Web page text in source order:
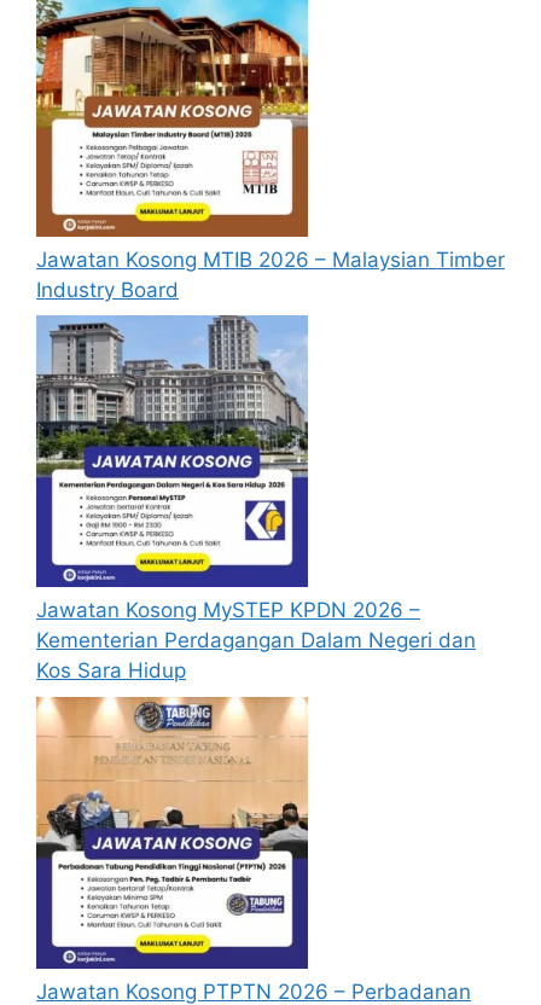
semasa membuat permohonan.
Pemohon yang telah mendaftar dan
memohon jawatan yang disenaraikan
tidak perlu lagi memohon semula
sekiranya tempoh permohonan masih
sah.
Sebelum membuat permohonan sila
pastikan andalogin/register
mengisi segala maklumat yang diminta
dengan lengkap dan tepat.
Perlu diingatkan, hanya pemohon yang
layak sahaja akan dipanggil ke
temuduga. Sila lengkapkan dan
kemaskini maklumat anda yang telah
didaftarkan. Permohonan yang tidak
menerima sebarang jawapan selepas
bulandari tarikh iklan ditutup hendaklah
menganggap permohonan mereka tidak
berjaya.
Mohon Online
Jawatan Kosong MTIB 2026 – Malaysian Timber
Industry Board
Jawatan Kosong MySTEP KPDN 2026 –
Kementerian Perdagangan Dalam Negeri dan
Kos Sara Hidup
Jawatan Kosong PTPTN 2026 – Perbadanan